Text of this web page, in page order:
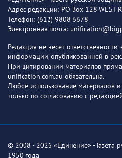
Адрес редакции: PO Box 128 WEST
Телефон: (612) 9808 6678
Электронная почта:
Редакция не несет ответственности
информации, опубликованной в
При цитировании материалов
unification.com.au обязательна.
Любое использование материалов
только по согласованию с
© 2008 - 2026 «Единение» - Газета
1950 года